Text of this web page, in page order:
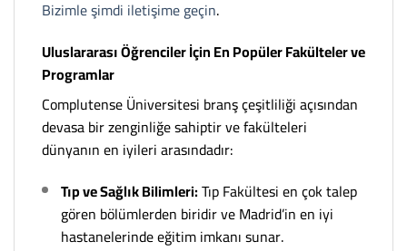
Bizimle şimdi iletişime geçin.
Uluslararası Öğrenciler İçin En Popüler Fakülteler ve
Programlar
Complutense Üniversitesi branş çeşitliliği açısından
devasa bir zenginliğe sahiptir ve fakülteleri
dünyanın en iyileri arasındadır:
Tıp ve Sağlık Bilimleri:Tıp Fakültesi en çok talep
gören bölümlerden biridir ve Madrid’in en iyi
hastanelerinde eğitim imkanı sunar.